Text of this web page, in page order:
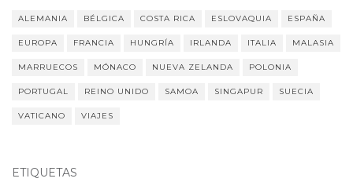
ALEMANIA BÉLGICA COSTA RICA ESLOVAQUIA ESPAÑA
EUROPA FRANCIA HUNGRÍA IRLANDA ITALIA MALASIA
MARRUECOS MÓNACO NUEVA ZELANDA POLONIA
PORTUGAL REINO UNIDO SAMOA SINGAPUR SUECIA
VATICANO VIAJES
ETIQUETAS